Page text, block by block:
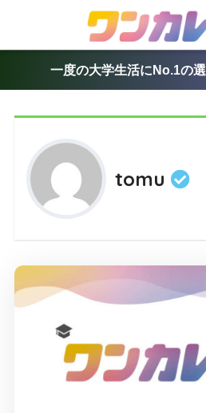
一度の大学生活にNo.1の
tomu